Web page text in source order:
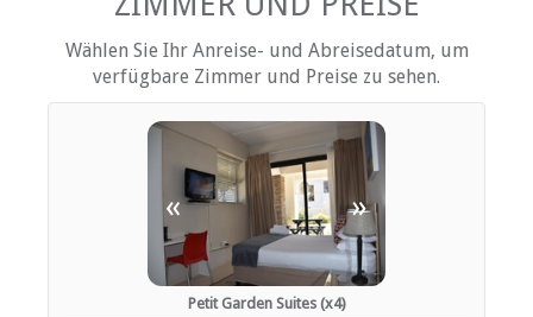
DVD-Player
Haartrockner
Internationale Steckdosen
Internetverbindung (drahtlos)
Eisen / Hosenpresse
Terrasse / Veranda / Balkon
Privater Pool
Safe für Wertsachen
Rauchen: nicht erlaubt
Tee- und Kaffeekocher
Fernsehen (mit Satellit)
Wählen Sie Ihr Anreise- und Abreisedatum, um
verfügbare Zimmer und Preise zu sehen.
« »
Petit Garden Suites (x4)